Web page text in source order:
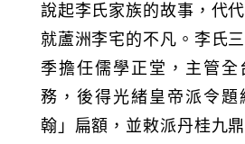
說起李氏家族的故事，代
就蘆洲李宅的不凡。李氏
季擔任儒學正堂，主管全
務，後得光緒皇帝派令題
翰」扁額，並敕派丹桂九